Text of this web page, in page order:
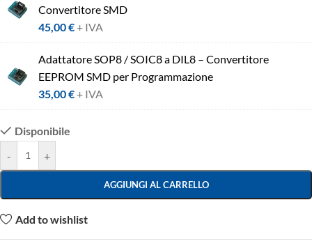
Convertitore SMD
45,00€+ IVA
Adattatore SOP8 / SOIC8 a DIL8 – Convertitore
EEPROM SMD per Programmazione
35,00€+ IVA
Disponibile
-
+
AGGIUNGI AL CARRELLO
Add to wishlist